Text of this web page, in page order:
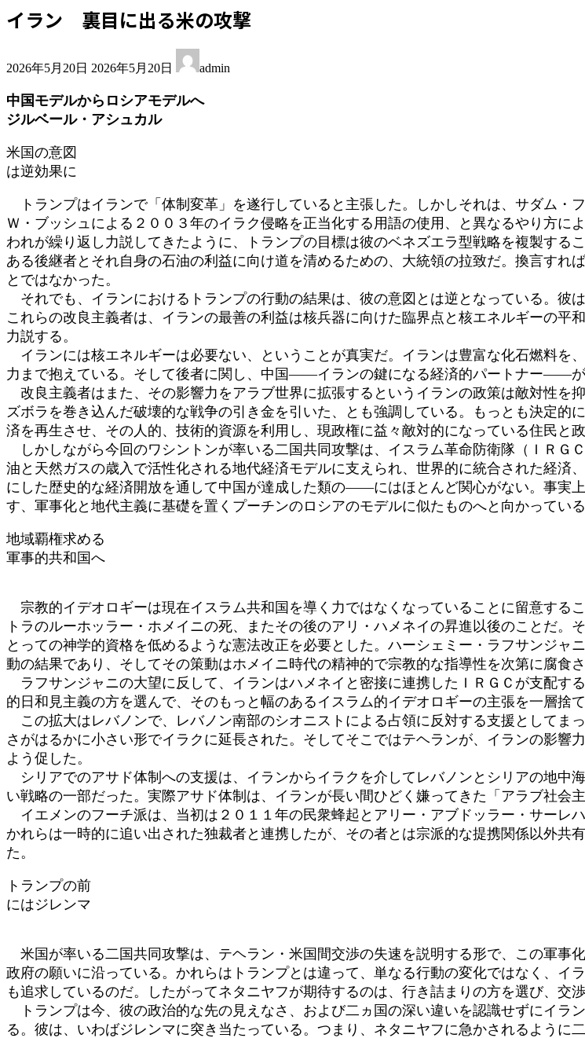
イラン 裏目に出る米の攻撃
2026年5月20日 終
新
日
2026年5月20日 admin
中国モデルからロシアモデルへ
ジルベール・アシュカル
米国の意図
は逆効果に
トランプはイランで「体制変革」を遂行していると主張した。しかしそれは、サダム・
Ｗ・ブッシュによる２００３年のイラク侵略を正当化する用語の使用、と異なるやり方に
われが繰り返し力説してきたように、トランプの目標は彼のベネズエラ型戦略を複製す
ある後継者とそれ自身の石油の利益に向け道を清めるための、大統領の拉致だ。換言すれ
とではなかった。
それでも、イランにおけるトランプの行動の結果は、彼の意図とは逆となっている。彼
これらの改良主義者は、イランの最善の利益は核兵器に向けた臨界点と核エネルギーの平
力説する。
イランには核エネルギーは必要ない、ということが真実だ。イランは豊富な化石燃料を
力まで抱えている。そして後者に関し、中国――イランの鍵になる経済的パートナー――が
改良主義者はまた、その影響力をアラブ世界に拡張するというイランの政策は敵対性を
ズボラを巻き込んだ破壊的な戦争の引き金を引いた、とも強調している。もっとも決定的
済を再生させ、その人的、技術的資源を利用し、現政権に益々敵対的になっている住民と
しかしながら今回のワシントンが率いる二国共同攻撃は、イスラム革命防衛隊（ＩＲＧ
油と天然ガスの歳入で活性化される地代経済モデルに支えられ、世界的に統合された経
にした歴史的な経済開放を通して中国が達成した類の――にはほとんど関心がない。事実
す、軍事化と地代主義に基礎を置くプーチンのロシアのモデルに似たものへと向かっている
地域覇権求める
軍事的共和国へ
宗教的イデオロギーは現在イスラム共和国を導く力ではなくなっていることに留意する
トラのルーホッラー・ホメイニの死、またその後のアリ・ハメネイの昇進以後のことだ。
とっての神学的資格を低めるような憲法改正を必要とした。ハーシェミー・ラフサンジャ
動の結果であり、そしてその策動はホメイニ時代の精神的で宗教的な指導性を次第に腐食さ
ラフサンジャニの大望に反して、イランはハメネイと密接に連携したＩＲＧＣが支配す
的日和見主義の方を選んで、そのもっと幅のあるイスラム的イデオロギーの主張を一層捨て
この拡大はレバノンで、レバノン南部のシオニストによる占領に反対する支援としてま
さがはるかに小さい形でイラクに延長された。そしてそこではテヘランが、イランの影響
よう促した。
シリアでのアサド体制への支援は、イランからイラクを介してレバノンとシリアの地中
い戦略の一部だった。実際アサド体制は、イランが長い間ひどく嫌ってきた「アラブ社会
イエメンのフーチ派は、当初は２０１１年の民衆蜂起とアリー・アブドッラー・サーレ
かれらは一時的に追い出された独裁者と連携したが、その者とは宗派的な提携関係以外共
た。
トランプの前
にはジレンマ
米国が率いる二国共同攻撃は、テヘラン・米国間交渉の失速を説明する形で、この軍事
政府の願いに沿っている。かれらはトランプとは違って、単なる行動の変化ではなく、イ
も追求しているのだ。したがってネタニヤフが期待するのは、行き詰まりの方を選び、交
トランプは今、彼の政治的な先の見えなさ、および二ヵ国の深い違いを認識せずにイラ
る。彼は、いわばジレンマに突き当たっている。つまり、ネタニヤフに急かされるように